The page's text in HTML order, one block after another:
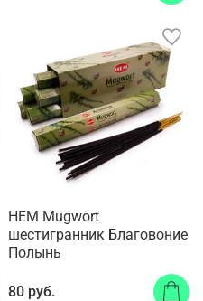
HEM Mugwort
шестигранник Благовоние
Полынь
80 руб.